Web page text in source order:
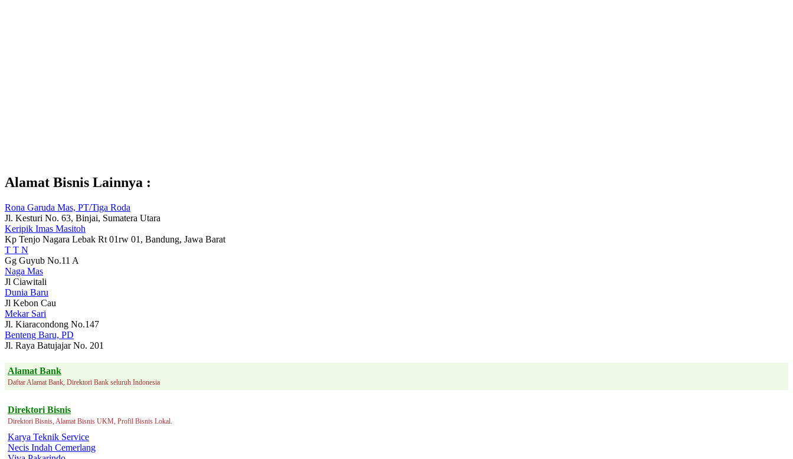
Alamat Bisnis Lainnya :
Rona Garuda Mas, PT/Tiga Roda
Jl. Kesturi No. 63, Binjai, Sumatera Utara
Keripik Imas Masitoh
Kp Tenjo Nagara Lebak Rt 01rw 01, Bandung, Jawa Barat
T T N
Gg Guyub No.11 A
Naga Mas
Jl Ciawitali
Dunia Baru
Jl Kebon Cau
Mekar Sari
Jl. Kiaracondong No.147
Benteng Baru, PD
Jl. Raya Batujajar No. 201
Alamat Bank
Daftar Alamat Bank, Direktori Bank seluruh Indonesia
Direktori Bisnis
Direktori Bisnis, Alamat Bisnis UKM, Profil Bisnis Lokal.
Karya Teknik Service
Necis Indah Cemerlang